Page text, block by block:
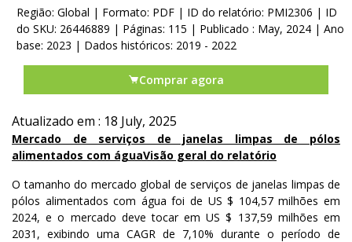
Região: Global | Formato: PDF | ID do relatório: PMI2306 | ID
do SKU: 26446889 | Páginas: 115 | Publicado : May, 2024 | Ano
base: 2023 | Dados históricos: 2019 - 2022
Comprar agora
Atualizado em : 18 July, 2025
Mercado de serviços de janelas limpas de pólos
alimentados com águaVisão geral do relatório
O tamanho do mercado global de serviços de janelas limpas de
pólos alimentados com água foi de US $ 104,57 milhões em
2024, e o mercado deve tocar em US $ 137,59 milhões em
2031, exibindo uma CAGR de 7,10% durante o período de